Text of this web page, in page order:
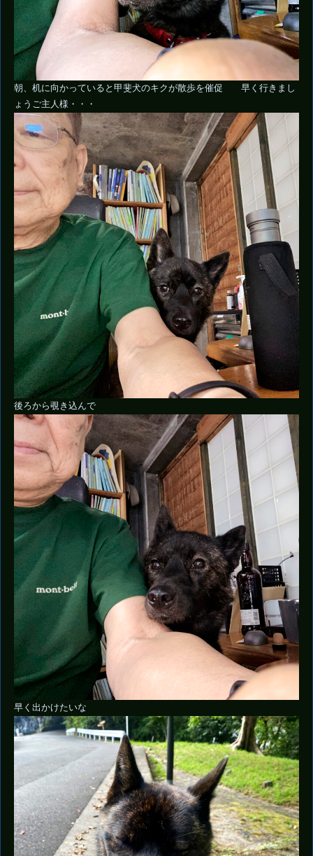
朝、机に向かっていると甲斐犬のキクが散歩を催促 早く行きまし
ょうご主人様・・・
後ろから覗き込んで
早く出かけたいな